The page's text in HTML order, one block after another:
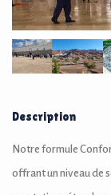
Description
Notre formule
offrant un niveau de